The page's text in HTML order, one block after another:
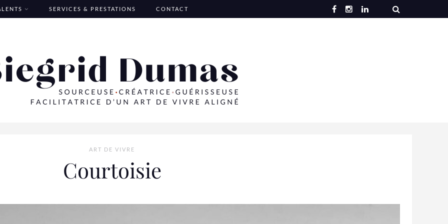
SERVICES & PRESTATIONS CONTACT
ART DE VIVRE
Courtoisie